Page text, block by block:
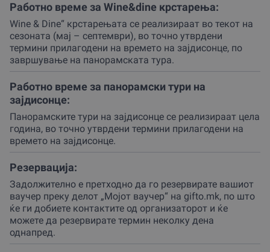
Пловењето со бродот Армада започнува од главното
пристаниште, каде организаторот ќе те пречека во
амбиент кој зрачи со гостопримство и
професионалност.
Доколку твојот избор е турата на зајдисонце, подготви
се за визуелен спектакл каде секоја минута носи нова
нијанса на небото, додека бродот нежно се пробива
низ мирните води кон најубавите точки на езерото.
Од друга страна, ако се одлучиш за крстарењето со
вино и вечера (wine&dine на брод во Охрид), твоето
внимание ќе биде поделено помеѓу прекрасните
пејзажи и богатите вкусови на локалните деликатеси
кои партнерот внимателно ги подготвува за секој
гостин.
Бродот е конструиран да понуди максимална
удобност и безбедност, со пространи отворени палуби
за оние кои сакаат да го почувствуваат езерскиот
ветар, или затворени делови за поинтимно уживање.
Работно време за Wine&dine крстарења:
Wine & Dine“ крстарењата се реализираат во текот на
сезоната (мај – септември), во точно утврдени
термини прилагодени на времето на зајдисонце, по
завршување на панорамската тура.
Работно време за панорамски тури на
зајдисонце:
Панорамските тури на зајдисонце се реализираат цела
година, во точно утврдени термини прилагодени на
времето на зајдисонце.
Резервација:
Задолжително е претходно да го резервирате вашиот
ваучер преку делот „Мојот ваучер“ на gifto.mk, по што
ќе ги добиете контактите од организаторот и ќе
можете да резервирате термин неколку дена
однапред.